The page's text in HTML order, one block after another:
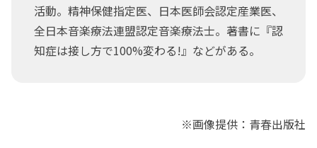
活動。精神保健指定医、日本医師会認定産業医、
全日本音楽療法連盟認定音楽療法士。著書に『認
知症は接し方で100%変わる!』などがある。
※画像提供：青春出版社